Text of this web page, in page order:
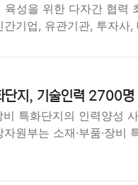
반려동물 패션 미용
취미 여행 맛집 IT
육성을 위한 다자간 협력
간기업, 유관기관, 투자사
단지, 기술인력 2700명
비 특화단지의 인력양성
자원부는 소재·부품·장비